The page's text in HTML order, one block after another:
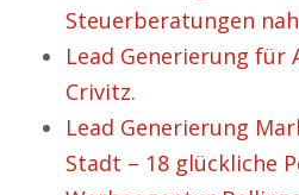
Steuerberatungen
Lead Generierung für
Crivitz.
Lead Generierung
Stadt – 18 glückliche